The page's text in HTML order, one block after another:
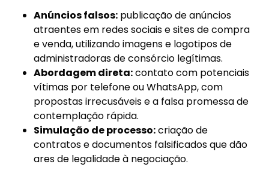
Anúncios falsos: publicação de anúncios
atraentes em redes sociais e sites de compra
e venda, utilizando imagens e logotipos de
administradoras de consórcio legítimas.
Abordagem direta:contato com potenciais
vítimas por telefone ou WhatsApp, com
propostas irrecusáveis e a falsa promessa de
contemplação rápida.
Simulação de processo:criação de
contratos e documentos falsificados que dão
ares de legalidade à negociação.